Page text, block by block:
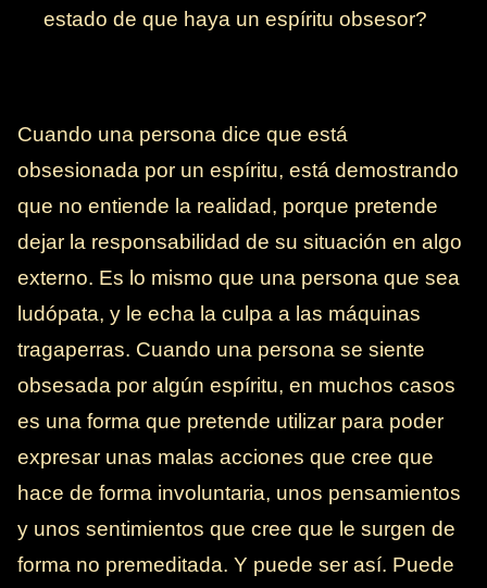
estado de que haya un espíritu obsesor?
Cuando una persona dice que está
obsesionada por un espíritu, está demostrando
que no entiende la realidad, porque pretende
dejar la responsabilidad de su situación en algo
externo. Es lo mismo que una persona que sea
ludópata, y le echa la culpa a las máquinas
tragaperras. Cuando una persona se siente
obsesada por algún espíritu, en muchos casos
es una forma que pretende utilizar para poder
expresar unas malas acciones que cree que
hace de forma involuntaria, unos pensamientos
y unos sentimientos que cree que le surgen de
forma no premeditada. Y puede ser así. Puede